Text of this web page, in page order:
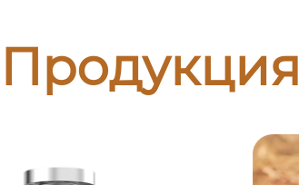
Продукция